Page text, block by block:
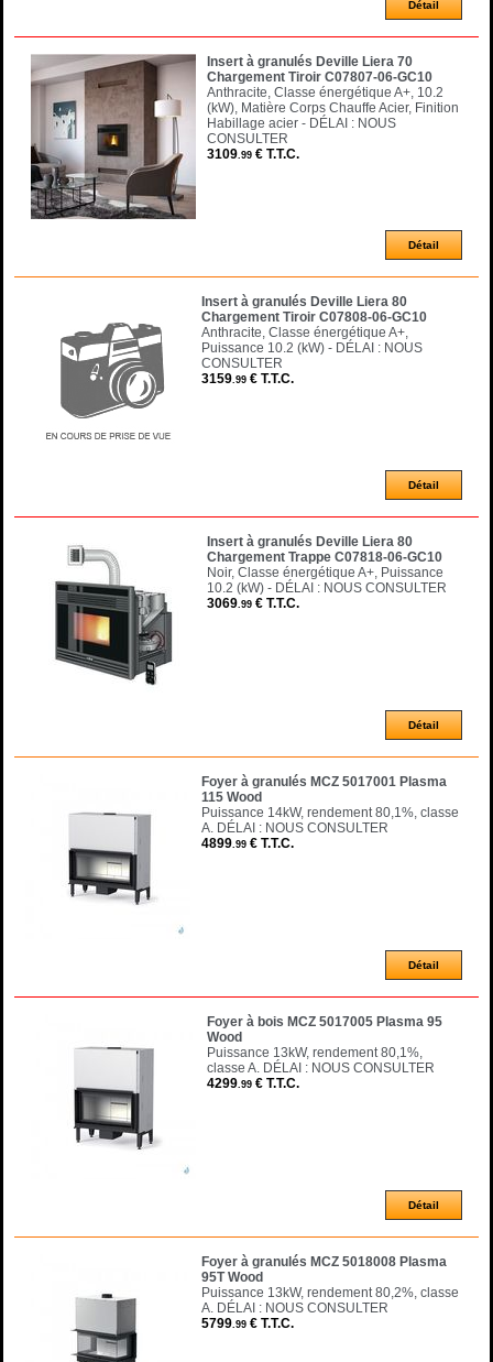
Insert à granulés Deville Liera 70
Chargement Tiroir C07807-06-GC10
Anthracite, Classe énergétique A+, 10.2
(kW), Matière Corps Chauffe Acier, Finition
Habillage acier - DÉLAI : NOUS
CONSULTER
3109 .99 € T.T.C.
Insert à granulés Deville Liera 80
Chargement Tiroir C07808-06-GC10
Anthracite, Classe énergétique A+,
Puissance 10.2 (kW) - DÉLAI : NOUS
CONSULTER
3159 .99 € T.T.C.
Insert à granulés Deville Liera 80
Chargement Trappe C07818-06-GC10
Noir, Classe énergétique A+, Puissance
10.2 (kW) - DÉLAI : NOUS CONSULTER
3069 .99 € T.T.C.
Foyer à granulés MCZ 5017001 Plasma
115 Wood
Puissance 14kW, rendement 80,1%, classe
A. DÉLAI : NOUS CONSULTER
4899 .99 € T.T.C.
Foyer à bois MCZ 5017005 Plasma 95
Wood
Puissance 13kW, rendement 80,1%,
classe A. DÉLAI : NOUS CONSULTER
4299 .99 € T.T.C.
Foyer à granulés MCZ 5018008 Plasma
95T Wood
Puissance 13kW, rendement 80,2%, classe
A. DÉLAI : NOUS CONSULTER
5799 .99 € T.T.C.